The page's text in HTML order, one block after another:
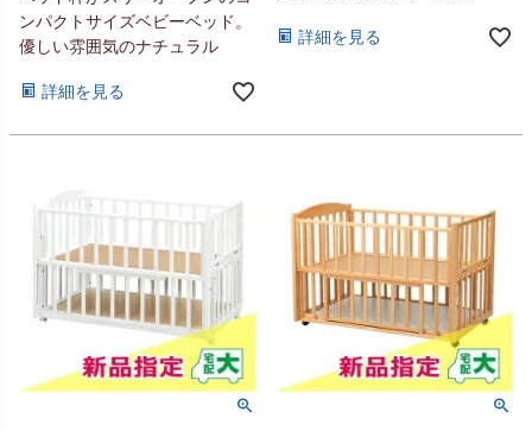
ンパクトサイズベビーベッド。
優しい雰囲気のナチュラル
詳細を見る
詳細を見る